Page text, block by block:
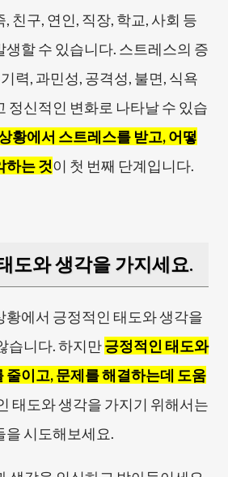
친구, 연인, 직장, 학교, 사회 등
생할 수 있습니다. 스트레스의 증
력, 과민성, 공격성, 불면, 식욕
정신적인 변화로 나타날 수 있습
황에서 스트레스를 받고, 어떻
하는 것이 첫 번째 단계입니다.
도와 생각을 가지세요.
황에서 긍정적인 태도와 생각을
습니다. 하지만긍정적인 태도와
줄이고, 문제를 해결하는데 도움
태도와 생각을 가지기 위해서는
을 시도해보세요.